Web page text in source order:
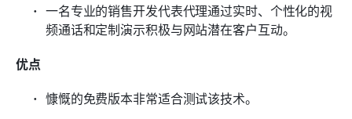
一名专业的销售开发代表代理通过实时、个性化的视
频通话和定制演示积极与网站潜在客户互动。
优点
慷慨的免费版本非常适合测试该技术。